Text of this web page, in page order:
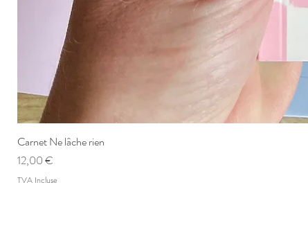
Carnet Ne lâche rien
Prix
12,00 €
TVA Incluse